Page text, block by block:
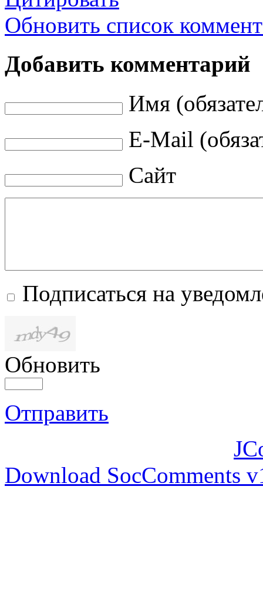
Обновить список
Добавить комментарий
Имя
E-Mail
Сайт
Подписаться на
Обновить
Отправить
Download SocComments